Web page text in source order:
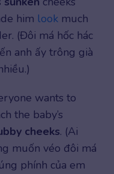
him look much
(Đôi má hốc hác
anh ấy trông già
wants to
the baby’s
cheeks. (Ai
muốn véo đôi má
phính của em